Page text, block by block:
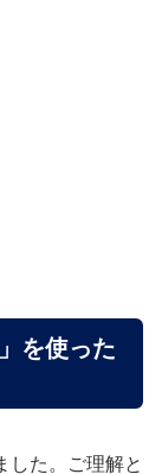
を使った
した。ご理解と